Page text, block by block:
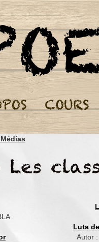
Luta
Autor
Cours de Capoeira
Autor : Mestre
Eu sou movido pela
na quadra da
no toque do